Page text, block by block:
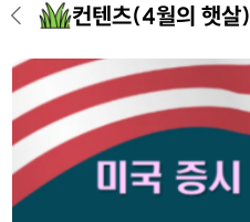
컨텐츠(4월의 햇살)